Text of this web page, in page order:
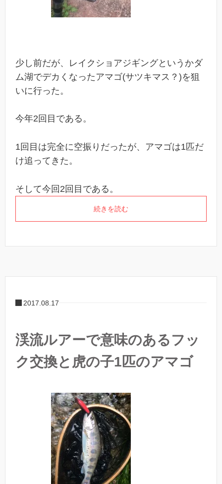
少し前だが、レイクショアジギングというかダ
ム湖でデカくなったアマゴ(サツキマス？)を狙
いに行った。
今年2回目である。
1回目は完全に空振りだったが、アマゴは1匹だ
け追ってきた。
そして今回2回目である。
続きを読む
2017.08.17
渓流ルアーで意味のあるフッ
ク交換と虎の子1匹のアマゴ